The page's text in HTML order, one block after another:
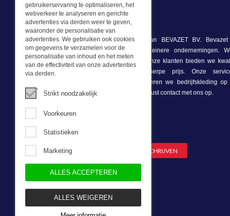
Wat we doen
Deze webshop is onderdeel van BEVAZET BV.
bedrijfskleding aan grote en kleinere ondernemingen.
winkel/showroom in Brandwijk. Onze klanten bieden we
bedrijfskleding tegen een scherpe prijs. Onze
voorraadhoudend, daarnaast leveren we bedrijfskleding
onze eigen ontwerpster. Neem gerust contact met ons op.
Nieuwsbrief
gebruikerservaring te optimaliseren, het
webverkeer te analyseren en gerichte
advertenties via derden weer te geven,
waaronder de personalisatie van
advertenties. We gebruiken ook cookies
om gegevens te verzamelen voor de
personalisatie van inhoud en het meten
van de effectiviteit van onze advertenties
via derden.
Strikt noodzakelijk
Voorkeuren
Statistieken
Marketing
ALLES ACCEPTEREN
ALLES WEIGEREN